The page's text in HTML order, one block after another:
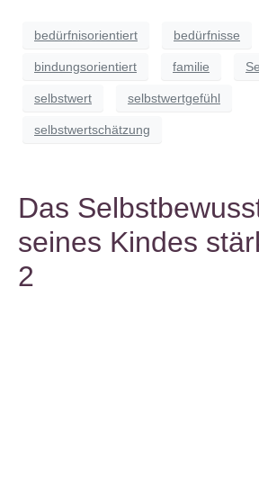
bedürfnisorientiert bedürfnisse
bindungsorientiert familie
selbstwert selbstwertgefühl
selbstwertschätzung
Das
seines Kindes
2